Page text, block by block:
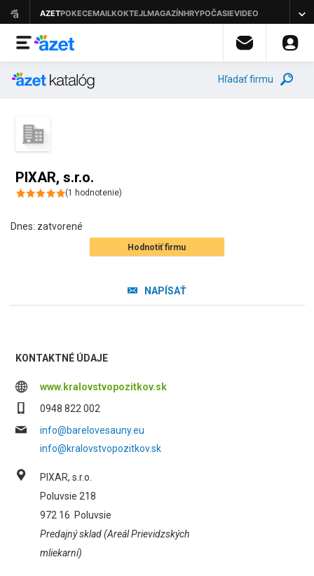
Hľadať firmu
PIXAR, s.r.o.
(1 hodnotenie)
Dnes: zatvorené
Hodnotiť firmu
NAPÍSAŤ
KONTAKTNÉ ÚDAJE
www.kralovstvopozitkov.sk
0948 822 002
info@barelovesauny.eu
info@kralovstvopozitkov.sk
PIXAR, s.r.o.
Poluvsie 218
972 16 Poluvsie
Predajný sklad (Areál Prievidzských
mliekarní)